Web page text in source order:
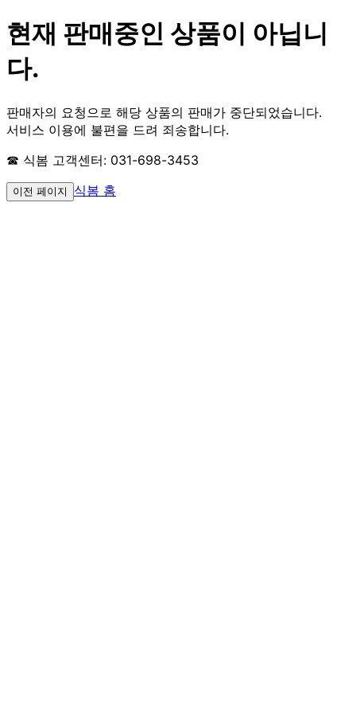
현재 판매중인 상품이 아닙니
다.
판매자의 요청으로 해당 상품의 판매가 중단되었습니다.
서비스 이용에 불편을 드려 죄송합니다.
☎ 식봄 고객센터: 031-698-3453
이전 페이지 식봄 홈